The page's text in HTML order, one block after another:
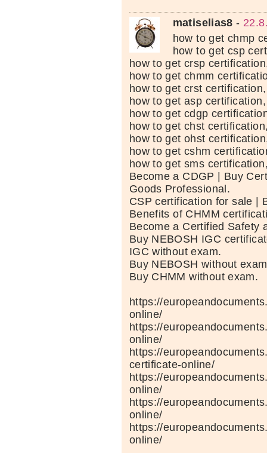
matiselias8 -
how to get chmp
how to get csp
how to get crsp
how to get chmm
how to get crst certification,
how to get asp certification,
how to get cdgp
how to get chst
how to get ohst
how to get cshm
how to get sms
Become a CDGP | Buy
Goods Professional.
CSP certification for sale |
Benefits of CHMM
Become a Certified Safety
Buy NEBOSH IGC
IGC without exam.
Buy NEBOSH without
Buy CHMM without exam.
https://
online/
https://
online/
https://
certificate-online/
https://
online/
https://
online/
https://
online/